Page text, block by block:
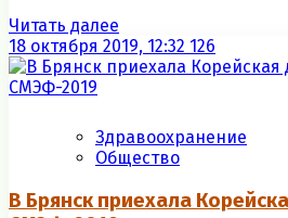
Читать далее
18 октября 2019, 12:32 126
Здравоохранение
Общество
В Брянск приехала